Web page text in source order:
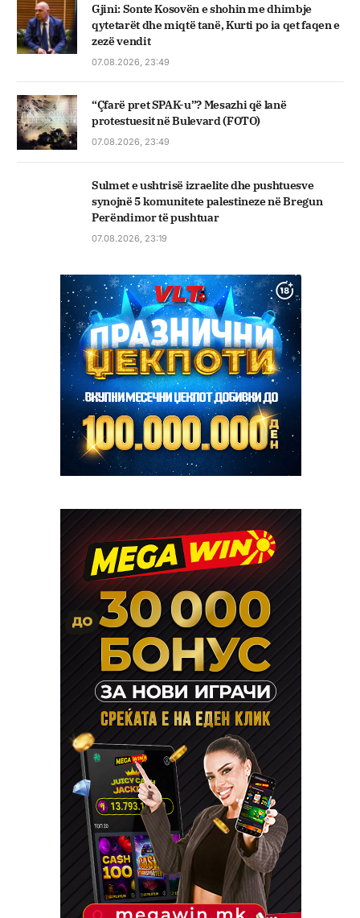
Gjini: Sonte Kosovën e shohin me dhimbje
qytetarët dhe miqtë tanë, Kurti po ia qet faqen e
zezë vendit
07.08.2026, 23:49
“Çfarë pret SPAK-u”? Mesazhi që lanë
protestuesit në Bulevard (FOTO)
07.08.2026, 23:49
Sulmet e ushtrisë izraelite dhe pushtuesve
synojnë 5 komunitete palestineze në Bregun
Perëndimor të pushtuar
07.08.2026, 23:19